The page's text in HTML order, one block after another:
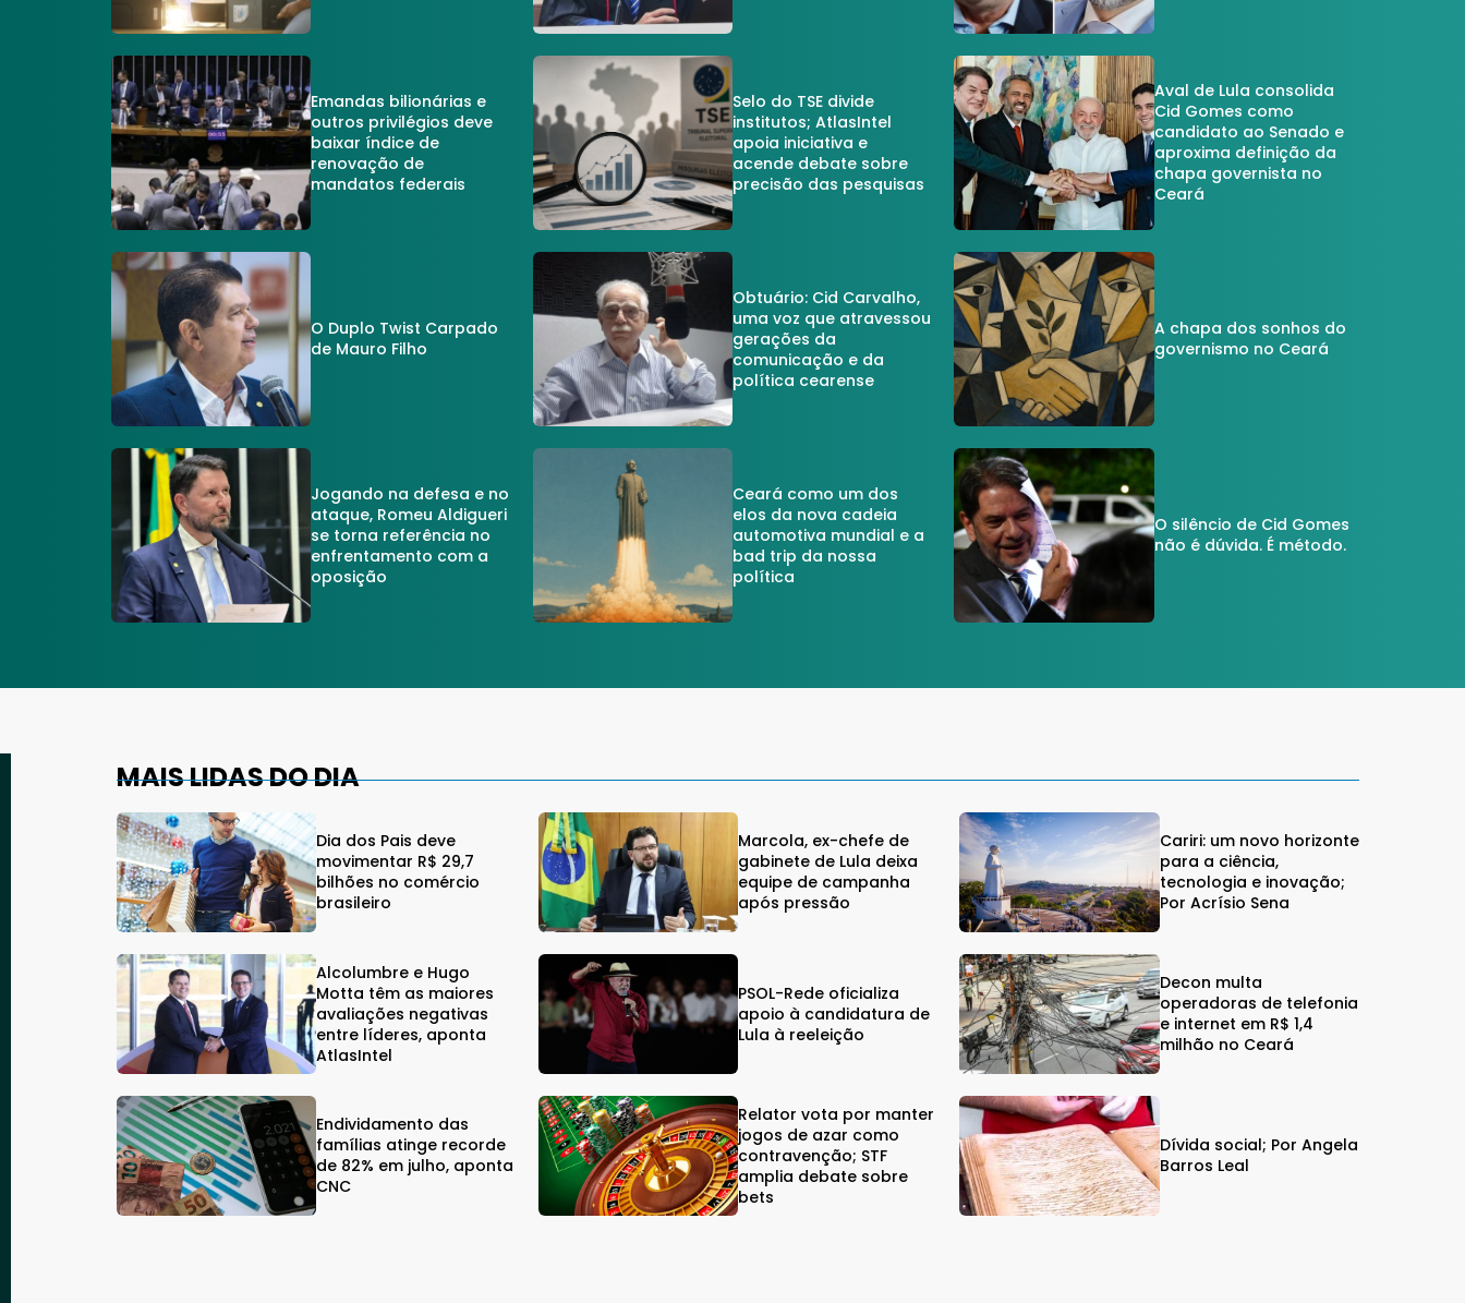
Emandas bilionárias e
outros privilégios deve
baixar índice de
renovação de
mandatos federais
Selo do TSE divide
institutos; AtlasIntel
apoia iniciativa e
acende debate sobre
precisão das pesquisas
Aval de Lula consolida
Cid Gomes como
candidato ao Senado e
aproxima definição da
chapa governista no
Ceará
O Duplo Twist Carpado
de Mauro Filho
Obtuário: Cid Carvalho,
uma voz que atravessou
gerações da
comunicação e da
política cearense
A chapa dos sonhos do
governismo no Ceará
Jogando na defesa e no
ataque, Romeu Aldigueri
se torna referência no
enfrentamento com a
oposição
Ceará como um dos
elos da nova cadeia
automotiva mundial e a
bad trip da nossa
política
O silêncio de Cid Gomes
não é dúvida. É método.
MAIS LIDAS DO DIA
Dia dos Pais deve
movimentar R$ 29,7
bilhões no comércio
brasileiro
Marcola, ex-chefe de
gabinete de Lula deixa
equipe de campanha
após pressão
Cariri: um novo horizonte
para a ciência,
tecnologia e inovação;
Por Acrísio Sena
Alcolumbre e Hugo
Motta têm as maiores
avaliações negativas
entre líderes, aponta
AtlasIntel
PSOL-Rede oficializa
apoio à candidatura de
Lula à reeleição
Decon multa
operadoras de telefonia
e internet em R$ 1,4
milhão no Ceará
Endividamento das
famílias atinge recorde
de 82% em julho, aponta
CNC
Relator vota por manter
jogos de azar como
contravenção; STF
amplia debate sobre
bets
Dívida social; Por Angela
Barros Leal